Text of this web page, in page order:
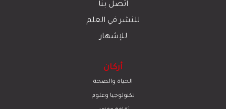
اتصل بنا
للنشر في العلم
للإشهار
أركان
الحياة والصحة
تكنولوجيا وعلوم